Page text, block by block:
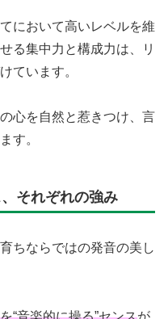
において高いレベルを維
る集中力と構成力は、リ
ています。
心を自然と惹きつけ、言
す。
それぞれの強み
ちならではの発音の美し